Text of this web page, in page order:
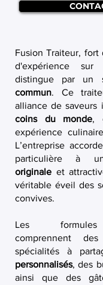
Fusion Traiteur, fort
d'expérience
distingue par un
commun. Ce
alliance de saveurs
coins du monde,
expérience
L’entreprise
particulière à
originale et
véritable éveil des
convives.
Les formules
comprennent
spécialités à
personnalisés, des
ainsi que des